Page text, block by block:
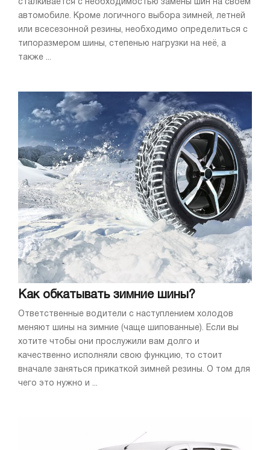
сталкивается с необходимостью замены шин на своём
автомобиле. Кроме логичного выбора зимней, летней
или всесезонной резины, необходимо определиться с
типоразмером шины, степенью нагрузки на неё, а
также ...
Как обкатывать зимние шины?
Ответственные водители с наступлением холодов
меняют шины на зимние (чаще шипованные). Если вы
хотите чтобы они прослужили вам долго и
качественно исполняли свою функцию, то стоит
вначале заняться прикаткой зимней резины. О том для
чего это нужно и ...